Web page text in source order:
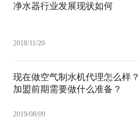
净水器行业发展现状如何
2018/11/20
现在做空气制水机代理怎么样？
加盟前期需要做什么准备？
2019/08/09